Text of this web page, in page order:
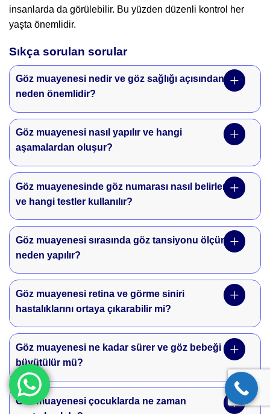
insanlarda da görülebilir. Bu yüzden düzenli kontrol her
yaşta önemlidir.
Sıkça sorulan sorular
Göz muayenesi nedir ve göz sağlığı açısından
neden önemlidir?
Göz muayenesi nasıl yapılır ve hangi
aşamalardan oluşur?
Göz muayenesinde göz numarası nasıl belirlenir
ve hangi testler kullanılır?
Göz muayenesi sırasında göz tansiyonu ölçümü
neden yapılır?
Göz muayenesi retina ve görme siniri
hastalıklarını ortaya çıkarabilir mi?
Göz muayenesi ne kadar sürer ve göz bebeği
büyütülür mü?
Göz muayenesi çocuklarda ne zaman